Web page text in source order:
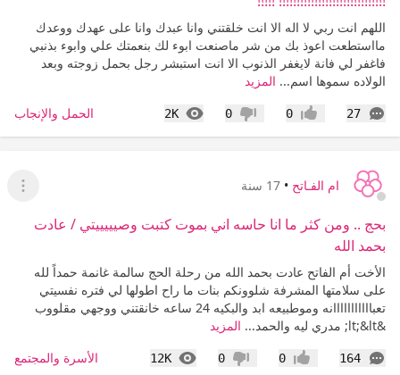
اللهم انت ربي لا اله الا انت خلقتني وانا عبدك وانا على عهدك ووعدك
مااستطعت اعوذ بك من شر ماصنعت ابوء لك بنعمتك علي وابوء بذنبي
فاغفر لي فانة لايغفر الذنوب الا انت استبشر رجل بحمل زوجته وبعد
الولاده سموها اسم... المزيد
27
التعليقات إعجاب0 عدم إعجاب
0
2K
المشاهدات الحمل والإنجاب
ام الفـاتح • 17 سنة
عرض
بحج .. ومن كثر ما انا حاسه اني بموت كتبت وصيييييتي / عادت
بحمد الله
الأخت أم الفاتح عادت بحمد الله من رحلة الحج سالمة غانمة حمداً لله
على سلامتها المشرفة شلوونكم بنات ما راح اطولها لي فتره نفسيتي
تعبااااااااااانه وموطبيعه ابد والبكيه 24 ساعه خانقتني ووجهي مقلووب
&lt;&lt; مدري ليه والحمد...
المزيد
164
التعليقات إعجاب0 عدم إعجاب
0
12K
المشاهدات الأسرة والمجتمع